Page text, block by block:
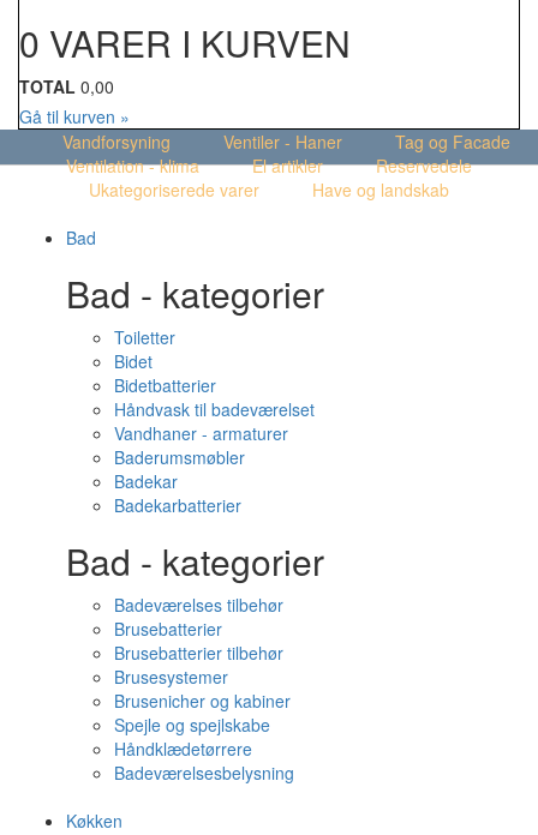
0 VARER I KURVEN
TOTAL 0,00
Gå til kurven »
Vandforsyning
Ventiler - Haner
Tag og Facade
Ventilation - klima
El artikler
Reservedele
Ukategoriserede varer
Have og landskab
Bad
Bad - kategorier
Toiletter
Bidet
Bidetbatterier
Håndvask til badeværelset
Vandhaner - armaturer
Baderumsmøbler
Badekar
Badekarbatterier
Bad - kategorier
Badeværelses tilbehør
Brusebatterier
Brusebatterier tilbehør
Brusesystemer
Brusenicher og kabiner
Spejle og spejlskabe
Håndklædetørrere
Badeværelsesbelysning
Køkken